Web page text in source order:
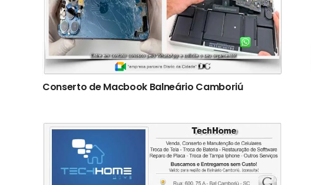
Conserto de Macbook Balneário Camboriú